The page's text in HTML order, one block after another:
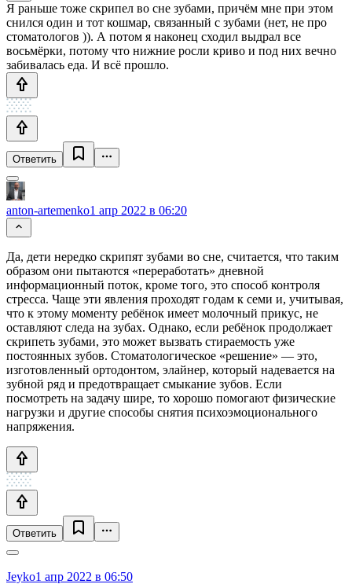
Я раньше тоже скрипел во сне зубами, причём мне при этом
снился один и тот кошмар, связанный с зубами (нет, не про
стоматологов )). А потом я наконец сходил выдрал все
восьмёрки, потому что нижние росли криво и под них вечно
забивалась еда. И всё прошло.
Ответить
anton-artemenko1 апр 2022 в 06:20
Да, дети нередко скрипят зубами во сне, считается, что таким
образом они пытаются «переработать» дневной
информационный поток, кроме того, это способ контроля
стресса. Чаще эти явления проходят годам к семи и, учитывая,
что к этому моменту ребёнок имеет молочный прикус, не
оставляют следа на зубах. Однако, если ребёнок продолжает
скрипеть зубами, это может вызвать стираемость уже
постоянных зубов. Стоматологическое «решение» — это,
изготовленный ортодонтом, элайнер, который надевается на
зубной ряд и предотвращает смыкание зубов. Если
посмотреть на задачу шире, то хорошо помогают физические
нагрузки и другие способы снятия психоэмоционального
напряжения.
Ответить
Jeyko1 апр 2022 в 06:50